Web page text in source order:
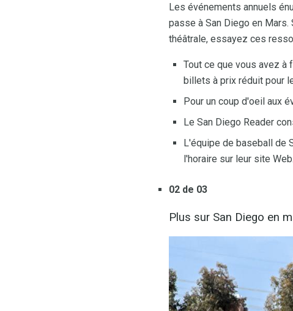
Les événements annuels
passe à San Diego en
théâtrale, essayez ces
Tout ce que vous avez à
billets à prix réduit pour
Pour un coup d'oeil aux
Le San Diego Reader
L'équipe de baseball de
l'horaire sur leur site Web.
02 de 03
Plus sur San Diego en